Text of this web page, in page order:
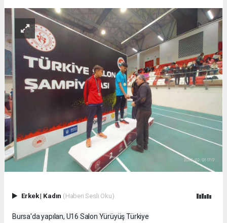
Erkek| Kadın (Haberi Sesli Oku)
Bursa'da yapılan, U16 Salon Yürüyüş Türkiye